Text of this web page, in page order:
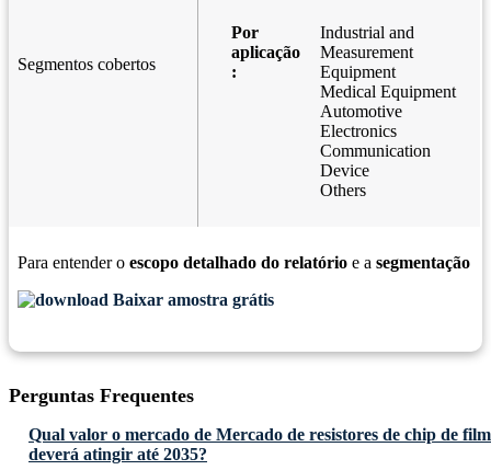
Segmentos cobertos
Por
aplicação
:
Industrial and
Measurement
Equipment
Medical Equipment
Automotive
Electronics
Communication
Device
Others
Para entender o escopo detalhado do relatório e a segmentação
Baixar amostra grátis
Perguntas Frequentes
Qual valor o mercado de Mercado de resistores de chip de
deverá atingir até 2035?